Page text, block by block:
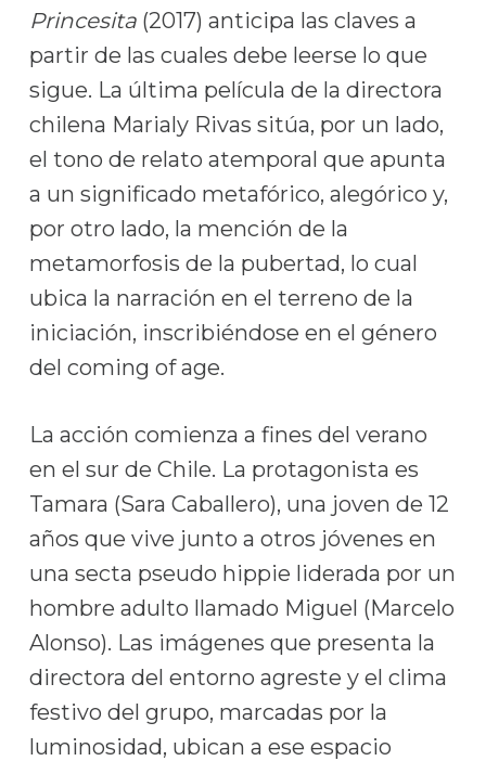
Princesita (2017) anticipa las claves a
partir de las cuales debe leerse lo que
sigue. La última película de la directora
chilena Marialy Rivas sitúa, por un lado,
el tono de relato atemporal que apunta
a un significado metafórico, alegórico y,
por otro lado, la mención de la
metamorfosis de la pubertad, lo cual
ubica la narración en el terreno de la
iniciación, inscribiéndose en el género
del coming of age.
La acción comienza a fines del verano
en el sur de Chile. La protagonista es
Tamara (Sara Caballero), una joven de 12
años que vive junto a otros jóvenes en
una secta pseudo hippie liderada por un
hombre adulto llamado Miguel (Marcelo
Alonso). Las imágenes que presenta la
directora del entorno agreste y el clima
festivo del grupo, marcadas por la
luminosidad, ubican a ese espacio